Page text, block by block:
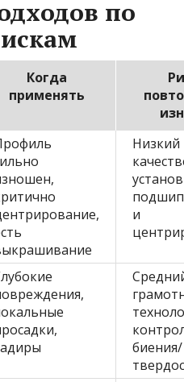
по
Когда
применять
Низкий
и
биения/